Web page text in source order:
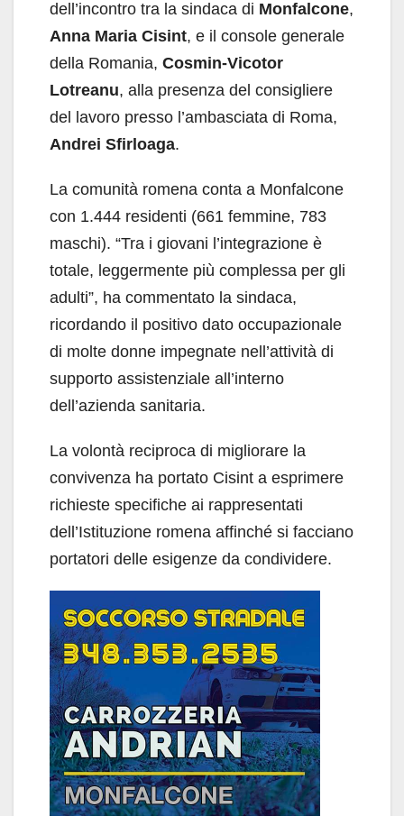
dell’incontro tra la sindaca di Monfalcone,
Anna Maria Cisint, e il console generale
della Romania, Cosmin-Vicotor
Lotreanu, alla presenza del consigliere
del lavoro presso l’ambasciata di Roma,
Andrei Sfirloaga.
La comunità romena conta a Monfalcone
con 1.444 residenti (661 femmine, 783
maschi). “Tra i giovani l’integrazione è
totale, leggermente più complessa per gli
adulti”, ha commentato la sindaca,
ricordando il positivo dato occupazionale
di molte donne impegnate nell’attività di
supporto assistenziale all’interno
dell’azienda sanitaria.
La volontà reciproca di migliorare la
convivenza ha portato Cisint a esprimere
richieste specifiche ai rappresentati
dell’Istituzione romena affinché si facciano
portatori delle esigenze da condividere.